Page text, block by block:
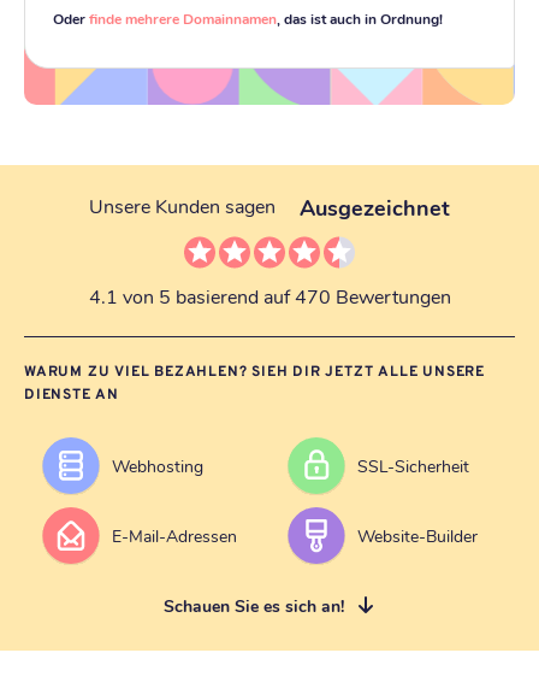
Oderfinde mehrere Domainnamen , das ist auch in Ordnung!
Unsere Kunden sagen Ausgezeichnet
4.1 von 5 basierend auf 470 Bewertungen
WARUM ZU VIEL BEZAHLEN? SIEH DIR JETZT ALLE UNSERE
DIENSTE AN
Webhosting SSL-Sicherheit
E-Mail-Adressen Website-Builder
Schauen Sie es sich an!